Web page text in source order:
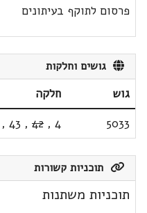
פרסום לתוקף בעיתונים
גושים וחלקות
גוש
חלקה
5033
4
,
42
,
43
,
תוכניות קשורות
תוכניות משתנות